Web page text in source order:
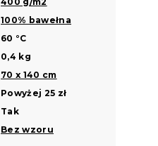
100% bawełna
60 °C
0,4 kg
70 x 140 cm
Powyżej 25 zł
Tak
Bez wzoru